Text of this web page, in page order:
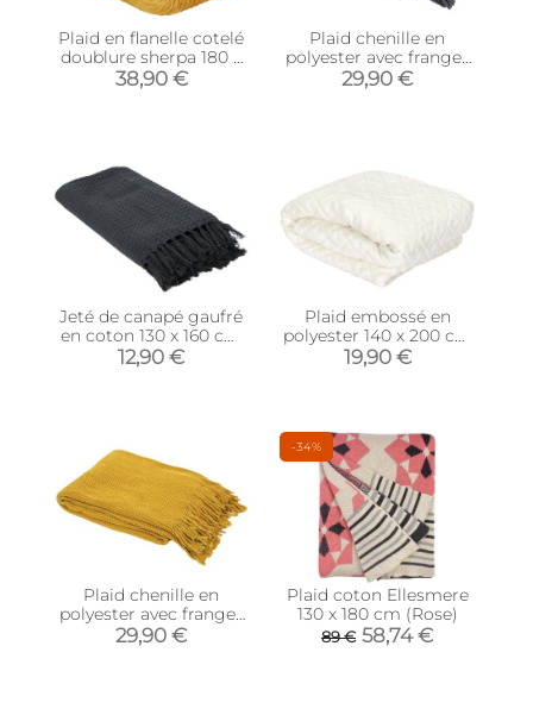
Plaid en flanelle cotelé
doublure sherpa 180 x
220 cm (Moutarde)
38,90 €
Plaid chenille en
polyester avec franges
120 x 150 cm (Gris)
29,90 €
Jeté de canapé gaufré
en coton 130 x 160 cm
(Gris anthracite)
12,90 €
Plaid embossé en
polyester 140 x 200 cm
(Beige)
19,90 €
Plaid chenille en
polyester avec franges
120 x 150 cm
(Moutarde)
29,90 €
-34%
Plaid coton Ellesmere
130 x 180 cm (Rose)
89 € 58,74 €